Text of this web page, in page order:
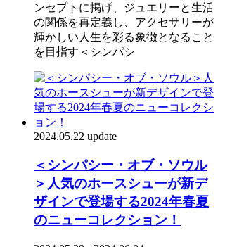
ンセプトに掲げ、ジュエリーと生活
の関係を再定義し、アクセサリーが
輝かしい人生を彩る象徴となること
を目指す＜シンパシ
2024.05.22 update
＜シンパシー・オブ・ソウル
＞人気のホースシューが新デ
ザインで登場する2024年春夏
のニューコレクション！